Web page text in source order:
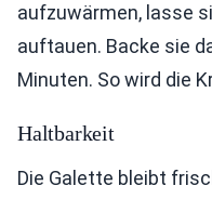
aufzuwärmen, lasse
auftauen. Backe sie
Minuten. So wird die
Haltbarkeit
Die Galette bleibt